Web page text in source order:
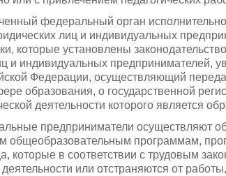
федеральный орган
лиц и индивидуальных
которые установлены
и индивидуальных предпринимателей,
Федерации, осуществляющий
образования, о государственной
деятельности которого является
предприниматели осуществляют
общеобразовательным программам,
которые в соответствии с трудовым
деятельности или отстраняются от